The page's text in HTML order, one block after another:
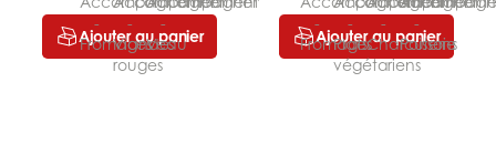
Ajouter au panier Ajouter au panier